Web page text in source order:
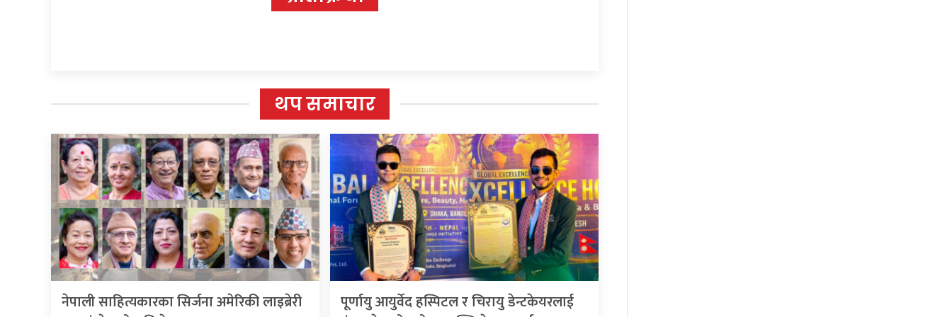
थप समाचार
नेपाली साहित्यकारका सिर्जना अमेरिकी लाइब्रेरी
पूर्णायु आयुर्वेद हस्पिटल र चिरायु डेन्टकेयरलाई